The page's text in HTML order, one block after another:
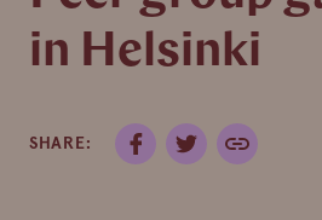
in Helsinki
SHARE: